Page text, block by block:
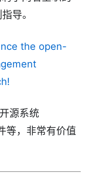
导。
the open-
源系统
等，非常有价值